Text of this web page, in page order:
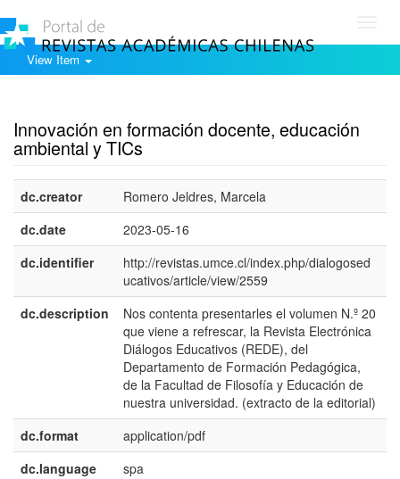
View Item
Innovación en formación docente, educación
ambiental y TICs
dc.creator
Romero Jeldres, Marcela
dc.date
2023-05-16
dc.identifier
http://revistas.umce.cl/index.php/dialogosed
ucativos/article/view/2559
dc.description
Nos contenta presentarles el volumen N.º 20
que viene a refrescar, la Revista Electrónica
Diálogos Educativos (REDE), del
Departamento de Formación Pedagógica,
de la Facultad de Filosofía y Educación de
nuestra universidad. (extracto de la editorial)
dc.format
application/pdf
dc.language
spa